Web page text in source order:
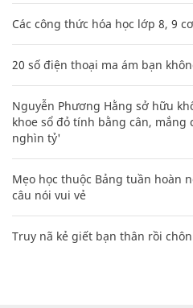
Các công thức hóa học lớp 8, 9
20 số điện thoại ma ám bạn
Nguyễn Phương Hằng sở hữu
khoe sổ đỏ tính bằng cân, mắng
nghìn tỷ'
Mẹo học thuộc Bảng tuần hoàn
câu nói vui vẻ
Truy nã kẻ giết bạn thân rồi